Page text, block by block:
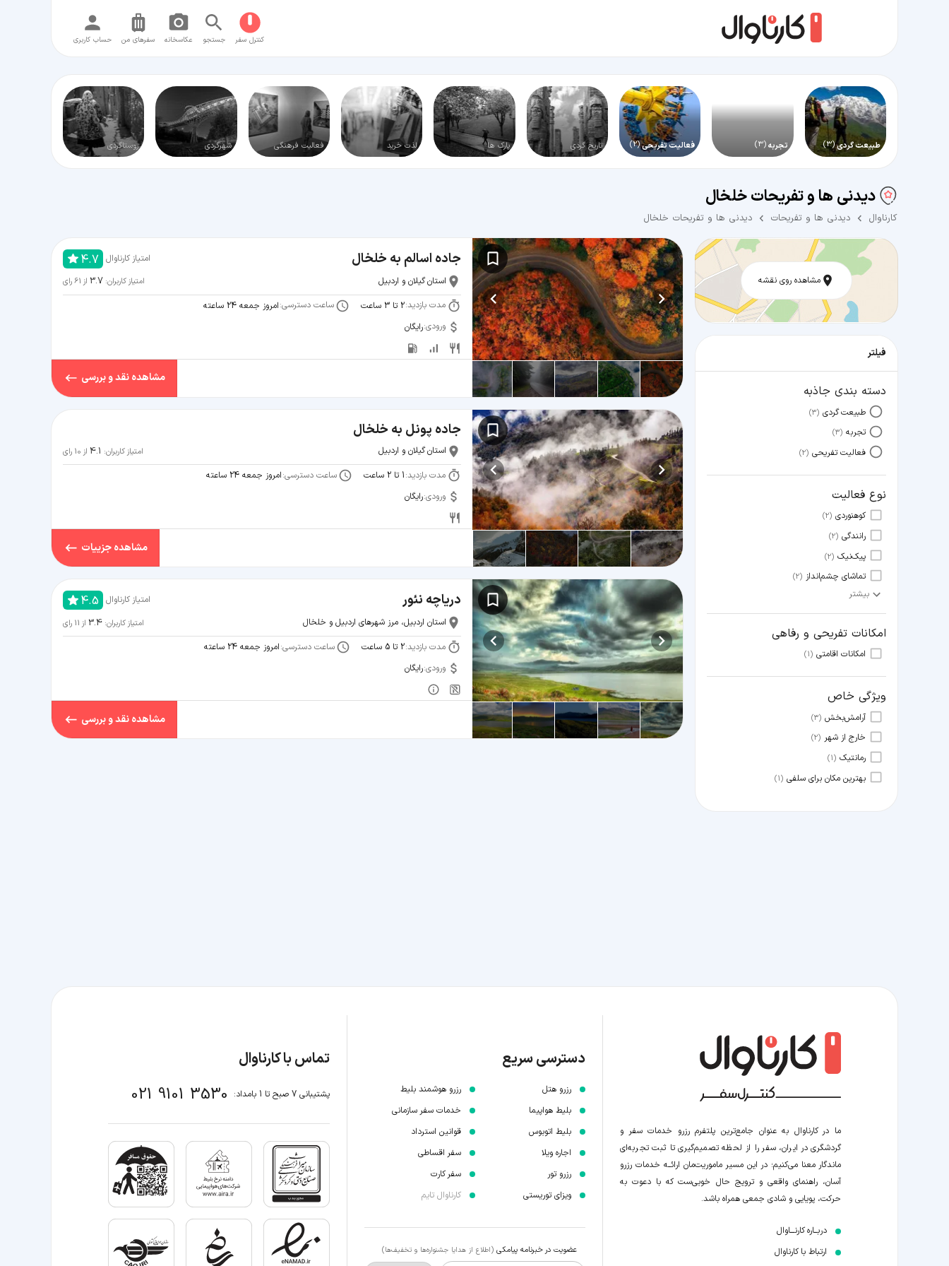
کنترل سفر جستجو عکاسخانه سفر‌های من حساب کاربری
طبیعت گردی(3) تجربه(3) فعالیت تفریحی(2) تاریخ گردی پارک‌ ها لذت خرید فعالیت فرهنگی شهرگردی روستاگردی
دیدنی ها و تفریحات خلخال
کارناوال دیدنی ها و تفریحات دیدنی ها و تفریحات خلخال
مشاهده روی نقشه
فیلتر
دسته بندی جاذبه
طبیعت گردی (3)
تجربه (3)
فعالیت تفریحی (2)
نوع فعالیت
کوهنوردی (2)
رانندگی (2)
پیک‌نیک (2)
تماشای چشم‌انداز (2)
بیشتر
امکانات تفریحی و رفاهی
امکانات اقامتی (1)
ویژگی خاص
آرامش‌بخش (3)
خارج از شهر (2)
رمانتیک (1)
بهترین مکان برای سلفی (1)
جاده اسالم به خلخال امتیاز کارناوال 4.7
استان گیلان و اردبیل امتیاز کاربران: 3.7 از 61رای
مدت بازدید:2 تا 3 ساعت ساعت دسترسی:امروز جمعه 24 ساعته
ورودی:رایگان
مشاهده نقد و بررسی
جاده پونل به خلخال
استان گیلان و اردبیل امتیاز کاربران: 4.1 از 10 رای
مدت بازدید:1 تا 2 ساعت ساعت دسترسی:امروز جمعه 24 ساعته
ورودی:رایگان
مشاهده جزییات
دریاچه نئور امتیاز کارناوال 4.5
استان اردبیل، مرز شهرهای اردبیل و خلخال امتیاز کاربران: 3.4 از 11 رای
مدت بازدید:2 تا 5 ساعت ساعت دسترسی:امروز جمعه 24 ساعته
ورودی:رایگان
مشاهده نقد و بررسی
ما در کارناوال به عنوان جامع‌ترین پلتفرم رزرو خدمات سفر و
گردشگری در ایران، سفر را از لحظه‌ تصمیم‌گیری تا ثبت تجربه‌ای
ماندگار معنا می‌کنیم؛ در این مسیر‍ ماموریت‌مان اراﺋــﻪ خدمات رزرو
آسان، راهنمای واقعی و ترویج حال خوبی‌ست که با دعوت به
حرکت، پویایی و شادی جمعی همراه باشد.
دربــاره کارنـــاوال
ارتباط با کارناوال
دسترسی سریع
رزرو هتل
بلیط هواپیما
بلیط اتوبوس
اجاره ویلا
رزرو تور
ویزای توریستی
رزرو هوشمند بلیط
خدمات سفر سازمانی
قوانین استرداد
سفر اقساطی
سفر کارت
کارناوال تایم
عضویت در خبرنامه پیامکی (اطلاع از هدایا جشنواره‌ها و تخفیف‌ها)
تماس با کارناوال
پشتیبانی 7 صبح تا 1 بامداد: 021 9101 3530